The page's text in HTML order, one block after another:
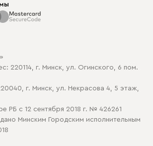
обработки cookie
220114, г. Минск, ул. Огинского, 6 пом.
г. Минск, ул. Некрасова 4, 5 этаж,
РБ с 12 сентября 2018 г. № 426261
Минским Городским исполнительным